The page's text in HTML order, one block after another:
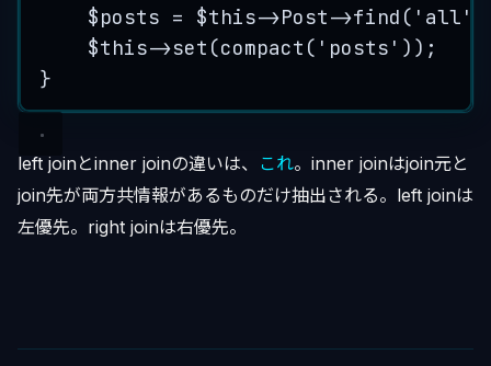
$posts = $this->Post->find ( ' all '
$this->set (compact ( ' posts ' ));
}
left joinとinner joinの違いは、 これ。inner joinはjoin元と
join先が両方共情報があるものだけ抽出される。left joinは
左優先。right joinは右優先。